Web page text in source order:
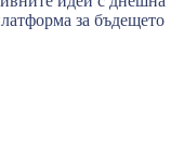
за бъдещето